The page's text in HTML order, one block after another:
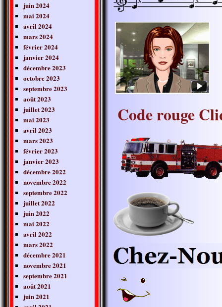
juin 2024
mai 2024
avril 2024
mars 2024
février 2024
janvier 2024
décembre 2023
octobre 2023
septembre 2023
août 2023
juillet 2023
mai 2023
avril 2023
mars 2023
février 2023
janvier 2023
décembre 2022
novembre 2022
septembre 2022
juillet 2022
juin 2022
mai 2022
avril 2022
mars 2022
décembre 2021
novembre 2021
septembre 2021
août 2021
juin 2021
Code rouge